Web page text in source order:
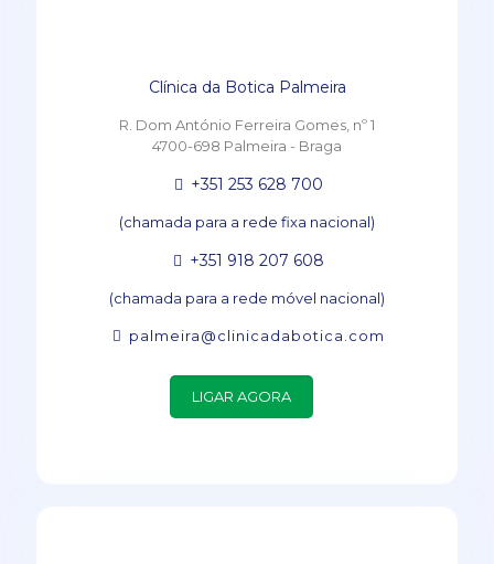
Clínica da Botica Palmeira
R. Dom António Ferreira Gomes, nº 1
4700-698 Palmeira - Braga
+351 253 628 700
(chamada para a rede fixa nacional)
+351 918 207 608
(chamada para a rede móvel nacional)
palmeira@clinicadabotica.com
LIGAR AGORA